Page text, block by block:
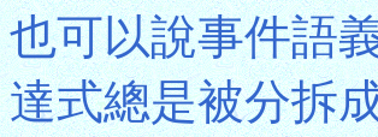
也可以說事件語
達式總是被分拆